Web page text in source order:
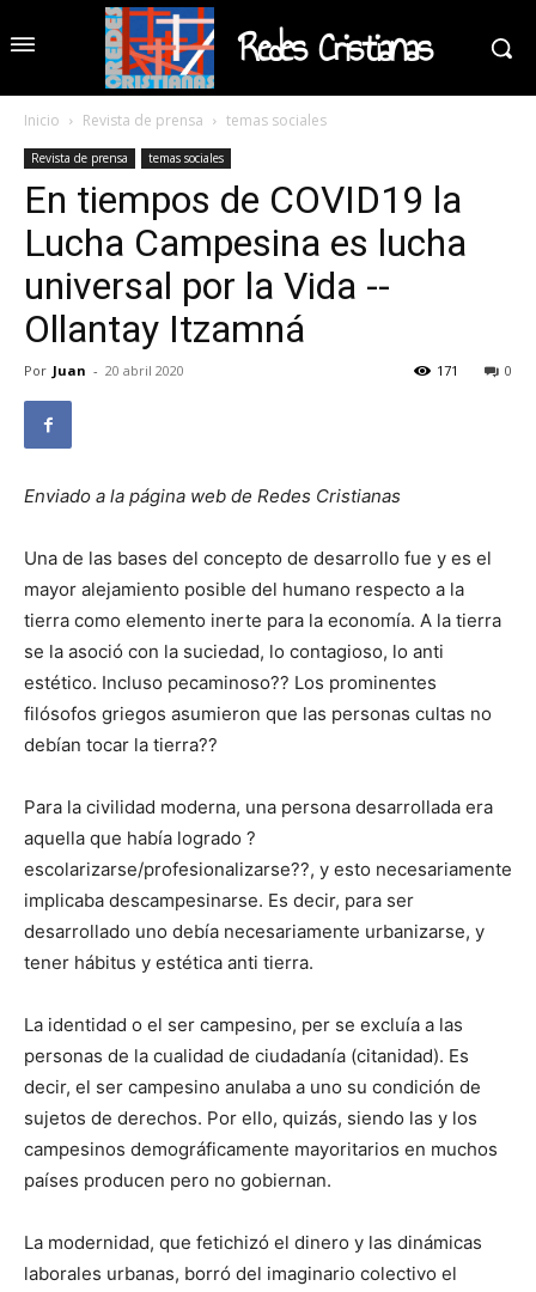
Redes Cristianas
Inicio Revista de prensa temas sociales
Revista de prensa temas sociales
En tiempos de COVID19 la
Lucha Campesina es lucha
universal por la Vida --
Ollantay Itzamná
Por Juan - 20 abril 2020 0
171
Enviado a la página web de Redes Cristianas
Una de las bases del concepto de desarrollo fue y es el
mayor alejamiento posible del humano respecto a la
tierra como elemento inerte para la economía. A la tierra
se la asoció con la suciedad, lo contagioso, lo anti
estético. Incluso pecaminoso?? Los prominentes
filósofos griegos asumieron que las personas cultas no
debían tocar la tierra??
Para la civilidad moderna, una persona desarrollada era
aquella que había logrado ?
escolarizarse/profesionalizarse??, y esto necesariamente
implicaba descampesinarse. Es decir, para ser
desarrollado uno debía necesariamente urbanizarse, y
tener hábitus y estética anti tierra.
La identidad o el ser campesino, per se excluía a las
personas de la cualidad de ciudadanía (citanidad). Es
decir, el ser campesino anulaba a uno su condición de
sujetos de derechos. Por ello, quizás, siendo las y los
campesinos demográficamente mayoritarios en muchos
países producen pero no gobiernan.
La modernidad, que fetichizó el dinero y las dinámicas
laborales urbanas, borró del imaginario colectivo el